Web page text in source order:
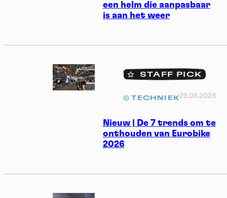
een helm die aanpasbaar
is aan het weer
Nieuw | De 7 trends om te
onthouden van Eurobike
2026
STAFF PICK
TECHNIEK29.06.2026